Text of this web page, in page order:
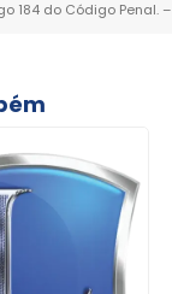
184 do Código Penal. –